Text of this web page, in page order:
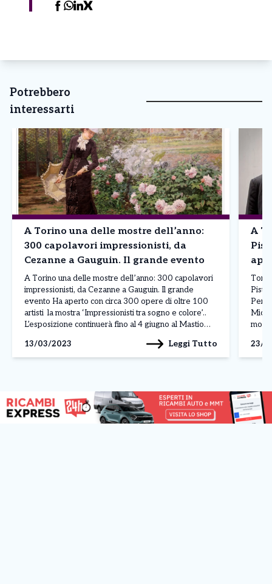
Potrebbero
interessarti
A Torino una delle mostre dell’anno:
300 capolavori impressionisti, da
Cezanne a Gauguin. Il grande evento
A Torino una delle mostre dell’anno: 300 capolavori
impressionisti, da Cezanne a Gauguin. Il grande
evento Ha aperto con circa 300 opere di oltre 100
artisti la mostra ‘Impressionisti tra sogno e colore’..
L’esposizione continuerà fino al 4 giugno al Mastio
da Difesa Servizi. Al vernissage era presente il […]
13/03/2023 Leggi Tutto
A
Per
si
23/